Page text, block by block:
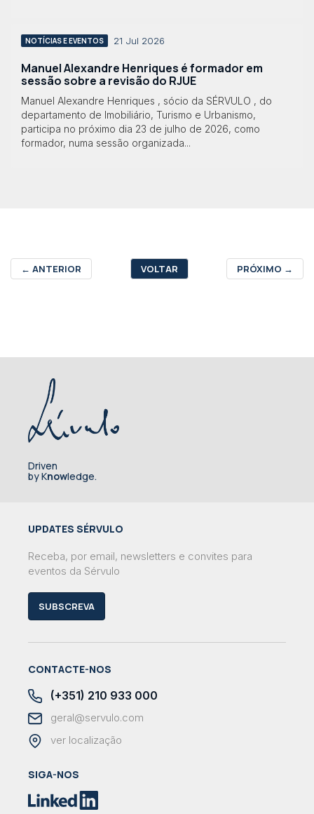
NOTÍCIAS E EVENTOS 21 Jul 2026
Manuel Alexandre Henriques é formador em
sessão sobre a revisão do RJUE
Manuel Alexandre Henriques , sócio da SÉRVULO , do
departamento de Imobiliário, Turismo e Urbanismo,
participa no próximo dia 23 de julho de 2026, como
formador, numa sessão organizada...
← ANTERIOR VOLTAR PRÓXIMO →
Driven
by Knowledge.
UPDATES SÉRVULO
Receba, por email, newsletters e convites para
eventos da Sérvulo
SUBSCREVA
CONTACTE-NOS
(+351) 210 933 000
geral@servulo.com
ver localização
SIGA-NOS